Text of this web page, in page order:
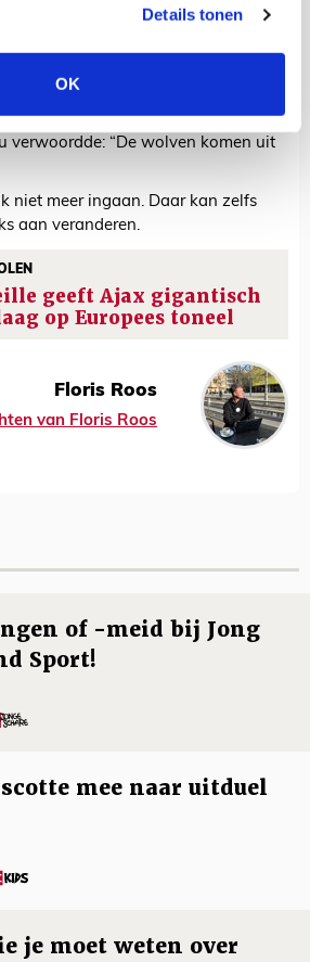
Details tonen
OK
hebben gedacht dat hij deze
gespeeld. Of zoals een collega
verwoordde: “De wolven komen uit
niet meer ingaan. Daar kan zelfs
aan veranderen.
geeft Ajax gigantisch
op Europees toneel
Floris Roos
van Floris Roos
of -meid bij Jong
Sport!
mee naar uitduel
je moet weten over